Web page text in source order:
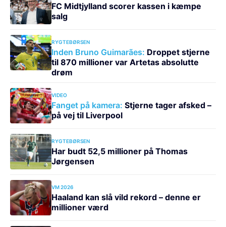
FC Midtjylland scorer kassen i kæmpe
salg
RYGTEBØRSEN
Inden Bruno Guimarães: Droppet stjerne
til 870 millioner var Artetas absolutte
drøm
VIDEO
Fanget på kamera: Stjerne tager afsked –
på vej til Liverpool
RYGTEBØRSEN
Har budt 52,5 millioner på Thomas
Jørgensen
VM 2026
Haaland kan slå vild rekord – denne er
millioner værd